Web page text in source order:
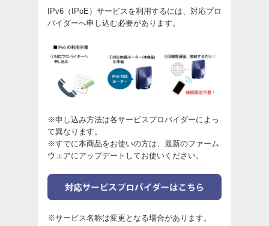
IPv6（IPoE）サービスを利用するには、対応プロ
バイダーへ申し込む必要があります。
※申し込み方法は各サービスプロバイダーによっ
て異なります。
※すでに本商品をお使いの方は、最新のファーム
ウェアにアップデートしてお使いください。
※サービス名称は変更となる場合があります。